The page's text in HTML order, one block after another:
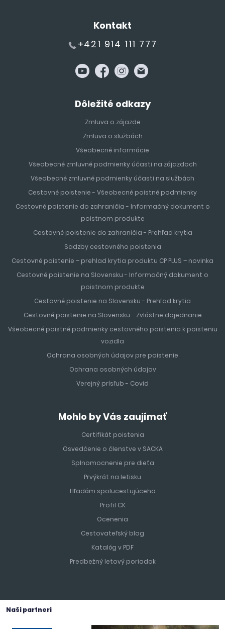
Kontakt
+421 914 111 777
Dôležité odkazy
Zmluva o zájazde
Zmluva o službách
Všeobecné informácie
Všeobecné zmluvné podmienky účasti na zájazdoch
Všeobecné zmluvné podmienky účasti na službách
Cestovné poistenie - Všeobecné poistné podmienky
Cestovné poistenie do zahraničia - Informačný dokument o
poistnom produkte
Cestovné poistenie do zahraničia - Prehľad krytia
Sadzby cestovného poistenia
Cestovné poistenie – prehlad krytia produktu CP PLUS – novinka
Cestovné poistenie na Slovensku - Informačný dokument o
poistnom produkte
Cestovné poistenie na Slovensku - Prehľad krytia
Cestovné poistenie na Slovensku - Zvláštne dojednanie
Všeobecné poistné podmienky cestovného poistenia k poisteniu
vozidla
Ochrana osobných údajov pre poistenie
Ochrana osobných údajov
Verejný prísľub - Covid
Mohlo by Vás zaujímať
Certifikát poistenia
Osvedčenie o členstve v SACKA
Splnomocnenie pre dieťa
Prvýkrát na letisku
Hľadám spolucestujúceho
Profil CK
Ocenenia
Cestovateľský blog
Katalóg v PDF
Predbežný letový poriadok
Naši partneri